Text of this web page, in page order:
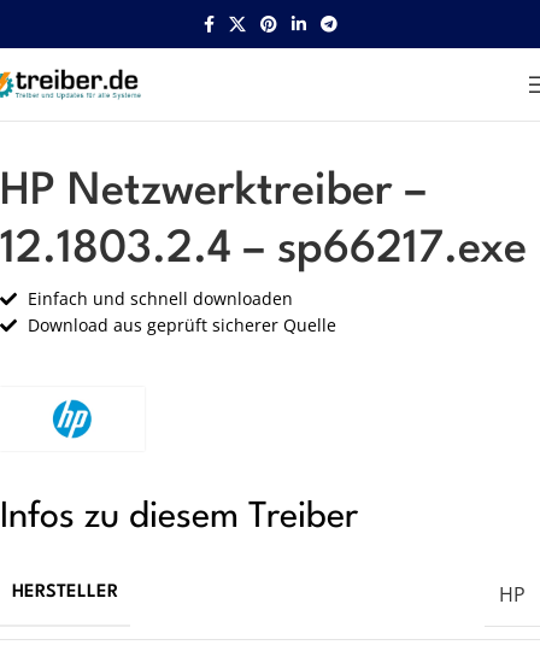
Startseite HP Netzwerk
HP Netzwerktreiber –
12.1803.2.4 – sp66217.exe
Einfach und schnell downloaden
Download aus geprüft sicherer Quelle
Infos zu diesem Treiber
HERSTELLER HP